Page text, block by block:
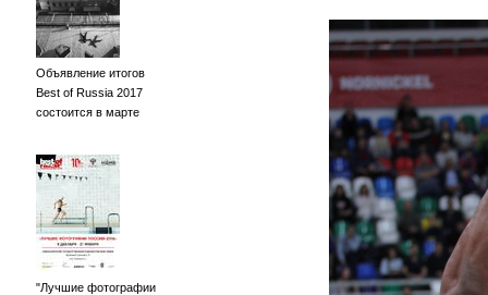
Объявление итогов
Best of Russia 2017
состоится в марте
"Лучшие фотографии